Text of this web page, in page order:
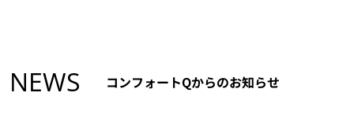
NEWS コンフォートQからのお知らせ